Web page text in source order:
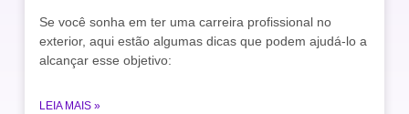
Se você sonha em ter uma carreira profissional no
exterior, aqui estão algumas dicas que podem ajudá-lo a
alcançar esse objetivo:
LEIA MAIS »